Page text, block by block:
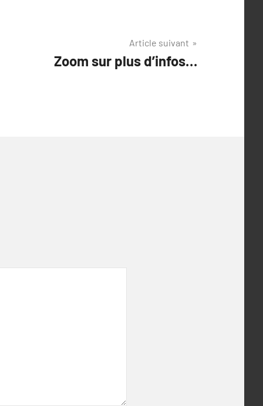
Article suivant
Zoom sur plus d’infos…